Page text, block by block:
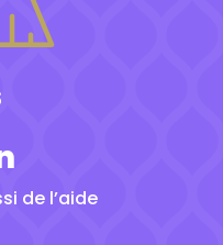
de l’aide